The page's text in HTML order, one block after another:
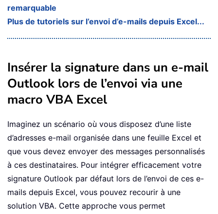
remarquable
Plus de tutoriels sur l’envoi d’e-mails depuis Excel...
Insérer la signature dans un e-mail
Outlook lors de l’envoi via une
macro VBA Excel
Imaginez un scénario où vous disposez d’une liste
d’adresses e-mail organisée dans une feuille Excel et
que vous devez envoyer des messages personnalisés
à ces destinataires. Pour intégrer efficacement votre
signature Outlook par défaut lors de l’envoi de ces e-
mails depuis Excel, vous pouvez recourir à une
solution VBA. Cette approche vous permet